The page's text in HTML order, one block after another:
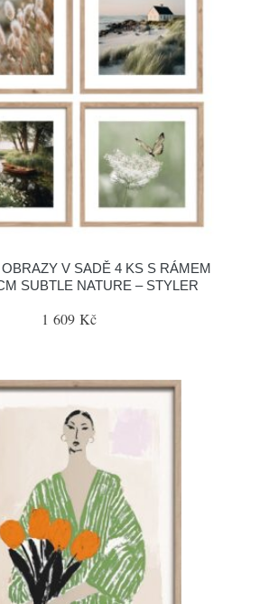
V SADĚ 4 KS S RÁMEM
SUBTLE NATURE – STYLER
1 609 Kč